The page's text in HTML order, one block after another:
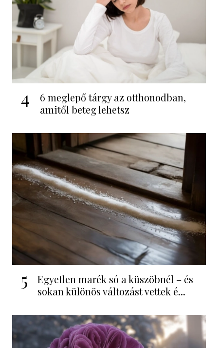
4
6 meglepő tárgy az otthonodban,
amitől beteg lehetsz
5
Egyetlen marék só a küszöbnél – és
sokan különös változást vettek é...